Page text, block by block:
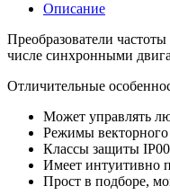
Описание
Преобразователи
числе синхронными
Отличительные
Может управлять
Режимы векторного
Классы защиты
Имеет интуитивно
Прост в подборе,